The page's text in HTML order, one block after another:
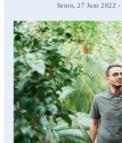
Senin, 27 Juni 2022 -